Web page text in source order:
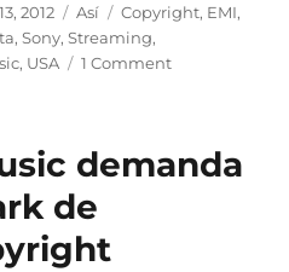
2012 Categories
Así Tags
Copyright, EMI,
,Sony,Streaming,
, USA 1 Commenton
e
demanda
de